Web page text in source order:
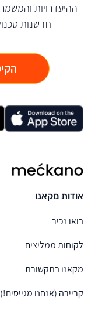
ההיעדרויות
חדשנות
מקאנו
אודות מקאנו
בואו נכיר
לקוחות ממליצים
מקאנו בתקשורת
קריירה (אנחנו מגייסים!)